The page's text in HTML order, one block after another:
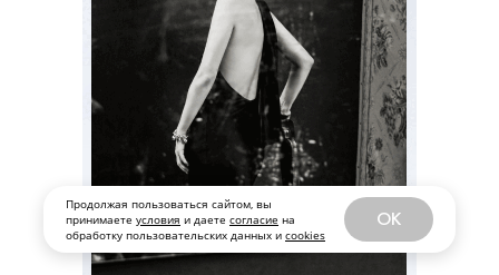
Продолжая пользоваться сайтом, вы
принимаете условия и даете согласие на
обработку пользовательских данных и cookies
OK